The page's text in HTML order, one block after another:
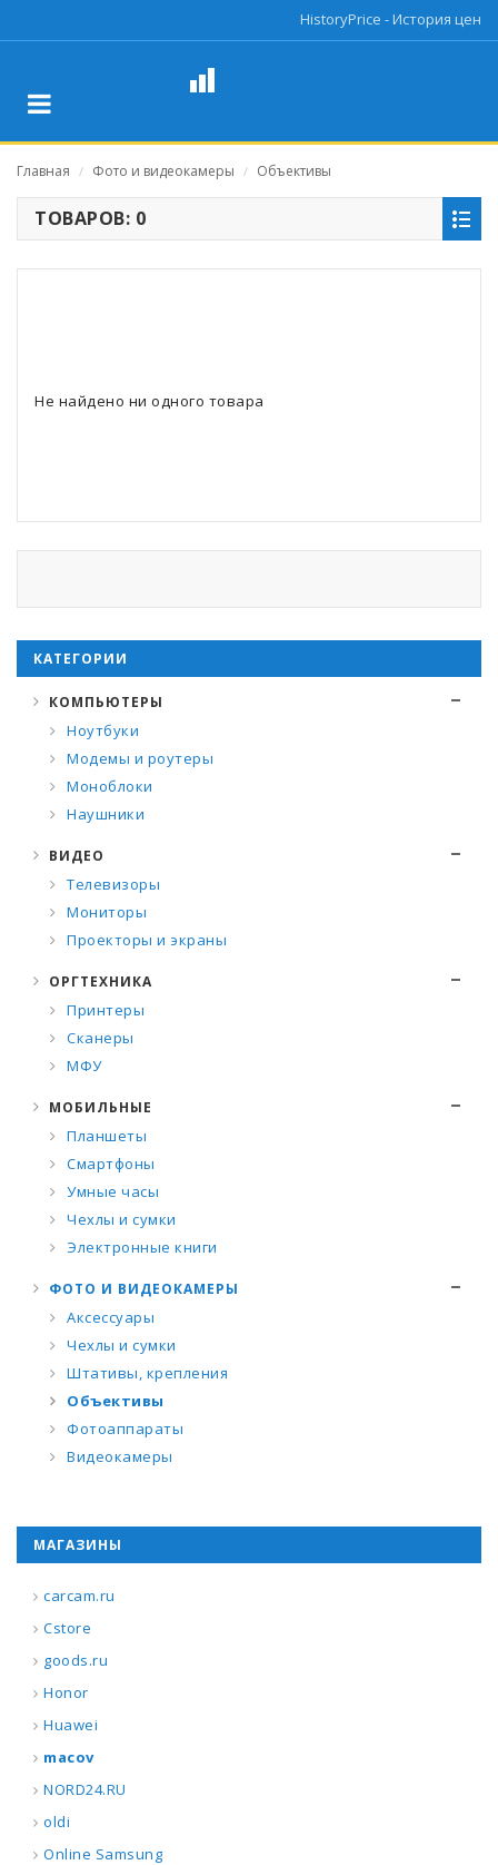
HistoryPrice - История цен
Главная / Фото и видеокамеры / Объективы
ТОВАРОВ: 0
Не найдено ни одного товара
КАТЕГОРИИ
КОМПЬЮТЕРЫ
Ноутбуки
Модемы и роутеры
Моноблоки
Наушники
ВИДЕО
Телевизоры
Мониторы
Проекторы и экраны
ОРГТЕХНИКА
Принтеры
Сканеры
МФУ
МОБИЛЬНЫЕ
Планшеты
Смартфоны
Умные часы
Чехлы и сумки
Электронные книги
ФОТО И ВИДЕОКАМЕРЫ
Аксессуары
Чехлы и сумки
Штативы, крепления
Объективы
Фотоаппараты
Видеокамеры
МАГАЗИНЫ
carcam.ru
Cstore
goods.ru
Honor
Huawei
macov
NORD24.RU
oldi
Online Samsung